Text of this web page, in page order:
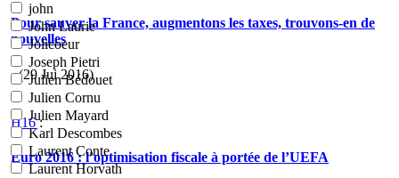
john
John Laurie
Jolicoeur
Joseph Pietri
Julien Bédouet
Julien Cornu
Julien Mayard
Karl Descombes
Laurent Conte
Laurent Horvath
Pour sauver la France, augmentons les taxes, trouvons-en de
nouvelles
- (29 Jui 2016)
H16:
Euro 2016 : l’optimisation fiscale à portée de l’UEFA